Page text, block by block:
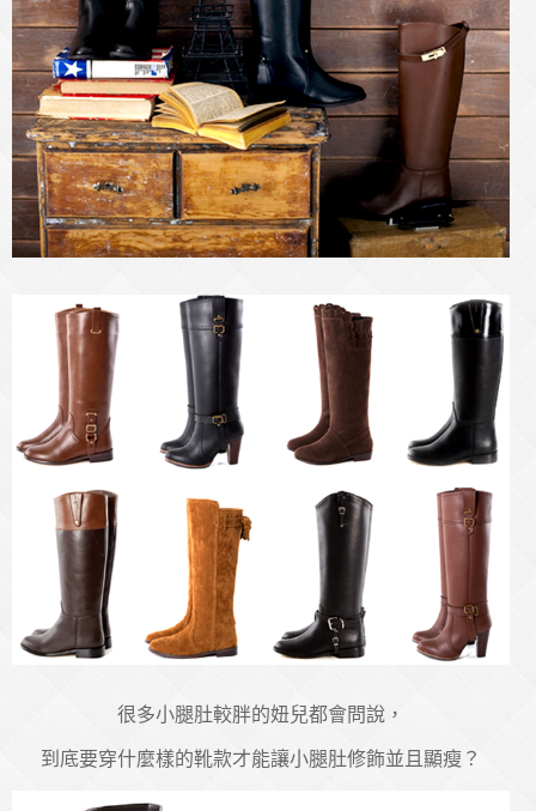
很多小腿肚較胖的妞兒都會問說，
到底要穿什麼樣的靴款才能讓小腿肚修飾並且顯瘦？